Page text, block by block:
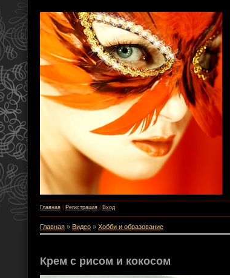
Главная Регистрация Вход
Главная » Видео » Хобби и образование
Крем с рисом и кокосом